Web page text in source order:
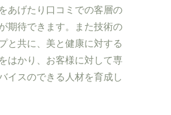
あげたり口コミでの客層の
期待できます。また技術の
と共に、美と健康に対する
はかり、お客様に対して専
イスのできる人材を育成し